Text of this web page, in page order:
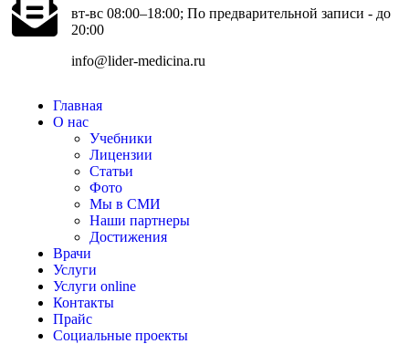
вт-вс 08:00–18:00; По предварительной записи - до
20:00
info@lider-medicina.ru
Главная
О нас
Учебники
Лицензии
Статьи
Фото
Мы в СМИ
Наши партнеры
Достижения
Врачи
Услуги
Услуги online
Контакты
Прайс
Социальные проекты